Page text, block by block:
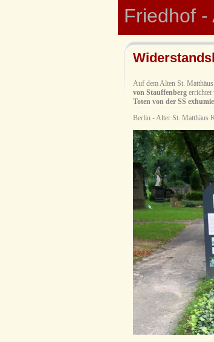
Friedhof -
Auf dem Alten St.
von Stauffenbergerrichtet
Toten von der SS
Berlin - Alter St. Matthäus